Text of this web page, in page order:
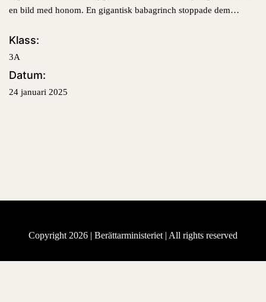
en bild med honom. En gigantisk babagrinch stoppade dem…
Klass:
3A
Datum:
24 januari 2025
Copyright 2026 | Berättarministeriet | All rights reserved